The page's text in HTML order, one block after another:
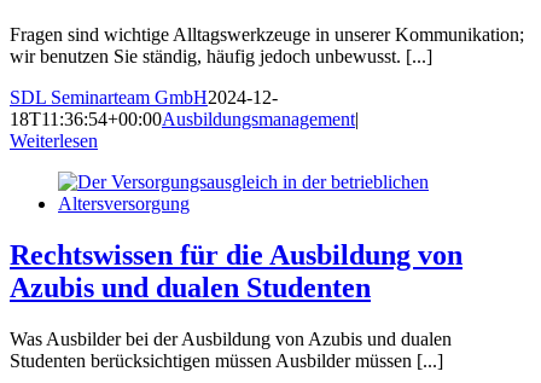
Fragen sind wichtige Alltagswerkzeuge in unserer Kommunikation;
wir benutzen Sie ständig, häufig jedoch unbewusst. [...]
SDL Seminarteam GmbH2024-12-
18T11:36:54+00:00Ausbildungsmanagement|
Weiterlesen
Rechtswissen für die Ausbildung von
Azubis und dualen Studenten
Was Ausbilder bei der Ausbildung von Azubis und dualen
Studenten berücksichtigen müssen Ausbilder müssen [...]